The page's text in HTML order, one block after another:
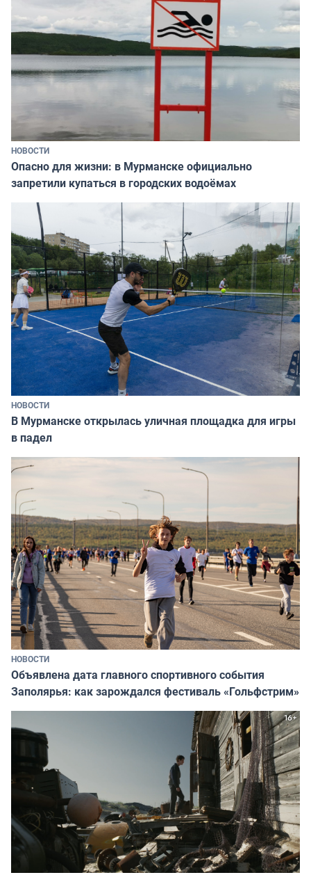
НОВОСТИ
Опасно для жизни: в Мурманске официально
запретили купаться в городских водоёмах
НОВОСТИ
В Мурманске открылась уличная площадка для игры
в падел
НОВОСТИ
Объявлена дата главного спортивного события
Заполярья: как зарождался фестиваль «Гольфстрим»